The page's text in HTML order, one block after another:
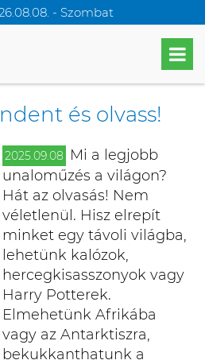
- Szombat
és olvass!
2025.09.08
Mi a legjobb
unaloműzés a világon?
Hát az olvasás! Nem
véletlenül. Hisz elrepít
minket egy távoli világba,
lehetünk kalózok,
hercegkisasszonyok vagy
Harry Potterek.
Elmehetünk Afrikába
vagy az Antarktiszra,
bekukkanthatunk a